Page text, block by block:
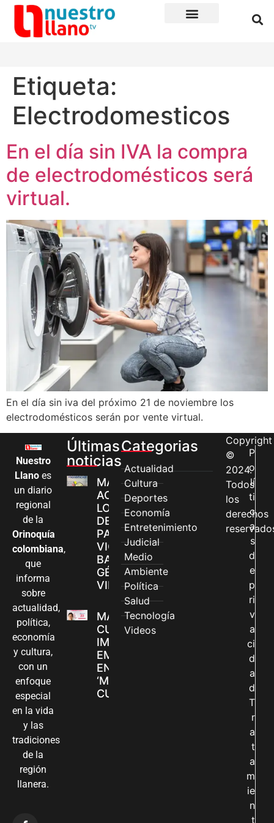
Etiqueta:
Electrodomesticos
En el día sin IVA la compra
de electrodomésticos será
virtual.
En el día sin iva del próximo 21 de noviembre los
electrodomésticos serán por vente virtual.
Nuestro
Llano es
un diario
regional
de la
Orinoquía
colombiana,
que
informa
sobre
actualidad,
política,
economía
y cultura,
con un
enfoque
especial
en la vida
y las
tradiciones
de la
región
llanera.
Últimas
noticias
MÁS MUJERES
ACCEDEN A
LOS CANALES
DE ATENCIÓN
PARA
VIOLENCIAS
BASADAS EN
GÉNERO EN
VILLAVICENCIO
MADRES
CUIDADORAS
IMPULSAN SUS
EMPRENDIMIENTOS
EN LA FERIA
‘MANOS QUE
CUIDAN Y CREAN’
Categorias
Actualidad
Cultura
Deportes
Economía
Entretenimiento
Judicial
Medio
Ambiente
Política
Salud
Tecnología
Videos
Copyright
©
2024.
Todos
los
derechos
P
o
lí
ti
c
a
s
d
e
p
ri
v
a
ci
d
a
d
T
r
a
t
a
m
ie
n
t